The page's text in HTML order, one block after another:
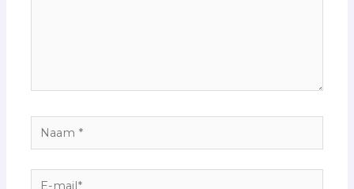
Naam
*
E-